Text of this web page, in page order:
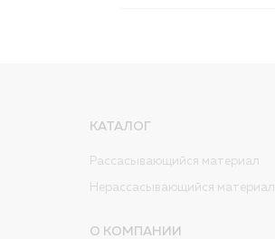
КАТАЛОГ
Рассасывающийся материал
Нерассасывающийся материал
О КОМПАНИИ